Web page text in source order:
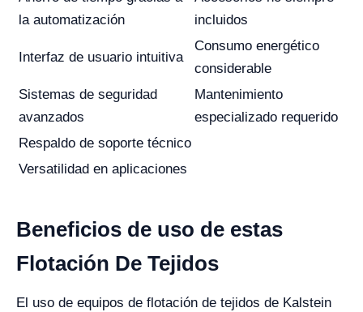
la automatización
incluidos
Interfaz de usuario intuitiva
Consumo energético
considerable
Sistemas de seguridad
avanzados
Mantenimiento
especializado requerido
Respaldo de soporte técnico
Versatilidad en aplicaciones
Beneficios de uso de estas
Flotación De Tejidos
El uso de equipos de flotación de tejidos de Kalstein